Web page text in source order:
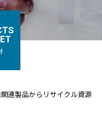
連製品からリサイクル資源